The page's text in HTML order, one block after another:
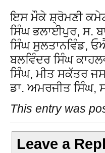
ਇਸ ਮੌਕੇ ਸ਼੍ਰੋਮਣੀ
ਸਿੰਘ ਭਲਾਈਪੁਰ, ਸ.
ਸਿੰਘ ਸੁਲਤਾਨਵਿੰਡ,
ਬਲਵਿੰਦਰ ਸਿੰਘ
ਸਿੰਘ, ਮੀਤ ਸਕੱਤਰ
ਡਾ. ਅਮਰਜੀਤ ਸਿੰਘ,
This entry was
Leave a